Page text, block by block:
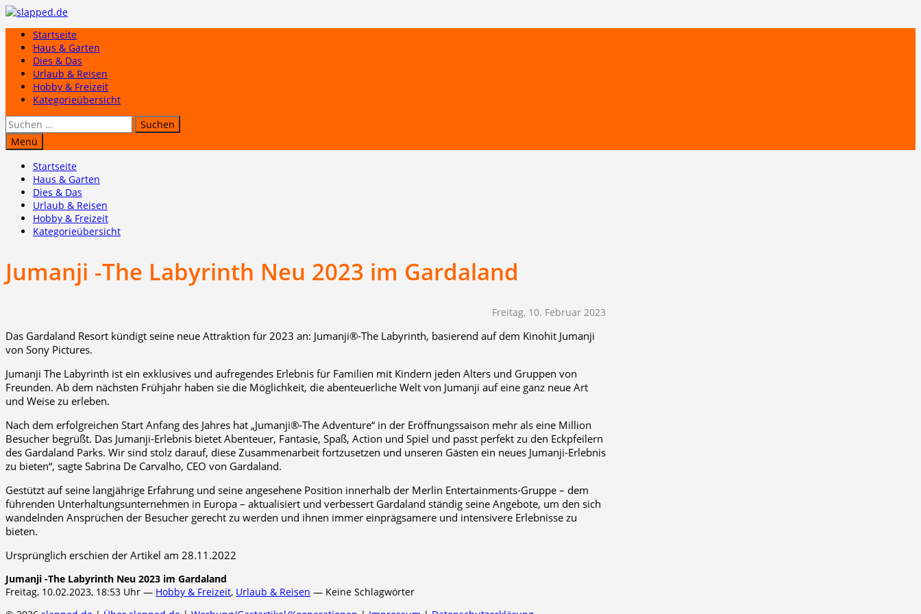
Zum
springenStartseite
Haus & Garten
Dies & Das
Urlaub & Reisen
Hobby & Freizeit
Kategorieübersicht
Suchen
nach:
Menü
Startseite
Haus & Garten
Dies & Das
Urlaub & Reisen
Hobby & Freizeit
Kategorieübersicht
Jumanji -The Labyrinth Neu 2023 im Gardaland
Freitag, 10. Februar 2023
Das Gardaland Resort kündigt seine neue Attraktion für 2023 an: Jumanji®-The Labyrinth, basierend auf dem Kinohit Jumanji
von Sony Pictures.
Jumanji The Labyrinth ist ein exklusives und aufregendes Erlebnis für Familien mit Kindern jeden Alters und Gruppen von
Freunden. Ab dem nächsten Frühjahr haben sie die Möglichkeit, die abenteuerliche Welt von Jumanji auf eine ganz neue Art
und Weise zu erleben.
Nach dem erfolgreichen Start Anfang des Jahres hat „Jumanji®-The Adventure“ in der Eröffnungssaison mehr als eine Million
Besucher begrüßt. Das Jumanji-Erlebnis bietet Abenteuer, Fantasie, Spaß, Action und Spiel und passt perfekt zu den Eckpfeilern
des Gardaland Parks. Wir sind stolz darauf, diese Zusammenarbeit fortzusetzen und unseren Gästen ein neues Jumanji-Erlebnis
zu bieten“, sagte Sabrina De Carvalho, CEO von Gardaland.
Gestützt auf seine langjährige Erfahrung und seine angesehene Position innerhalb der Merlin Entertainments-Gruppe – dem
führenden Unterhaltungsunternehmen in Europa – aktualisiert und verbessert Gardaland ständig seine Angebote, um den sich
wandelnden Ansprüchen der Besucher gerecht zu werden und ihnen immer einprägsamere und intensivere Erlebnisse zu
bieten.
Ursprünglich erschien der Artikel am 28.11.2022
Jumanji -The Labyrinth Neu 2023 im Gardaland
Freitag, 10.02.2023, 18:53 Uhr — Hobby & Freizeit, Urlaub & Reisen — Keine Schlagwörter